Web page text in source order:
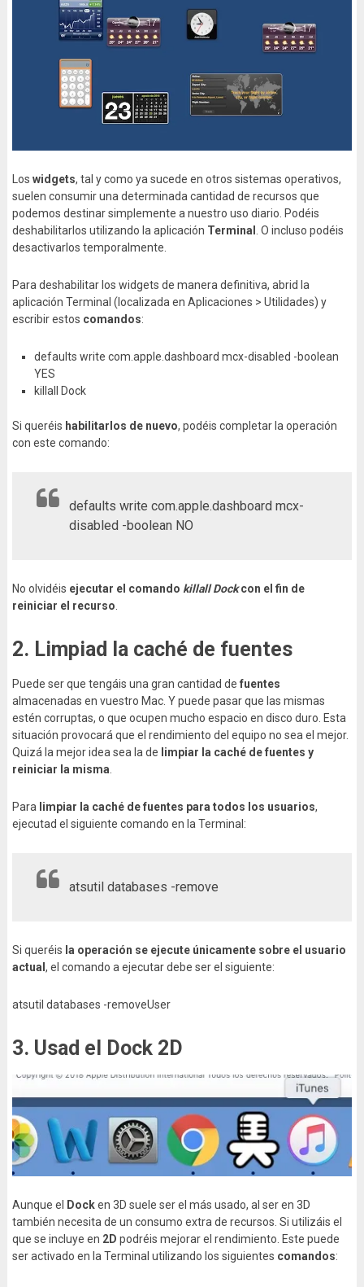
Los widgets, tal y como ya sucede en otros sistemas operativos,
suelen consumir una determinada cantidad de recursos que
podemos destinar simplemente a nuestro uso diario. Podéis
deshabilitarlos utilizando la aplicación Terminal . O incluso podéis
desactivarlos temporalmente.
Para deshabilitar los widgets de manera definitiva, abrid la
aplicación Terminal (localizada en Aplicaciones > Utilidades) y
escribir estos comandos:
defaults write com.apple.dashboard mcx-disabled -boolean
YES
killall Dock
Si queréis habilitarlos de nuevo, podéis completar la operación
con este comando:
defaults write com.apple.dashboard mcx-
disabled -boolean NO
No olvidéis ejecutar el comando killall Dockcon el fin de
reiniciar el recurso
2. Limpiad la caché de fuentes
Puede ser que tengáis una gran cantidad de fuentes
almacenadas en vuestro Mac. Y puede pasar que las mismas
estén corruptas, o que ocupen mucho espacio en disco duro. Esta
situación provocará que el rendimiento del equipo no sea el mejor.
Quizá la mejor idea sea la de limpiar la caché de fuentes y
reiniciar la misma
Para limpiar la caché de fuentes para todos los usuarios,
ejecutad el siguiente comando en la Terminal:
atsutil databases -remove
Si queréis la operación se ejecute únicamente sobre el usuario
actual, el comando a ejecutar debe ser el siguiente:
atsutil databases -removeUser
3. Usad el Dock 2D
Aunque el Docken 3D suele ser el más usado, al ser en 3D
también necesita de un consumo extra de recursos. Si utilizáis el
que se incluye en 2D podréis mejorar el rendimiento. Este puede
ser activado en la Terminal utilizando los siguientes comandos: